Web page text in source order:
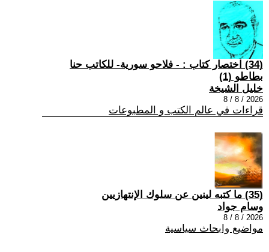
(34) اختصار كتاب : - فلاحو سورية- للكاتب حنا
بطاطو (1)
خليل الشيخة
2026 / 8 / 8
قراءات في عالم الكتب و المطبوعات
(35) ما كتبه لينين عن سلوك الإنتهازيين
وسام جواد
2026 / 8 / 8
مواضيع وابحاث سياسية